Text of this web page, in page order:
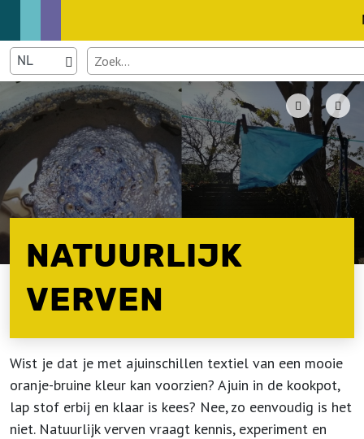
NATUURLIJK
VERVEN
Wist je dat je met ajuinschillen textiel van een mooie
oranje-bruine kleur kan voorzien? Ajuin in de kookpot,
lap stof erbij en klaar is kees? Nee, zo eenvoudig is het
niet. Natuurlijk verven vraagt kennis, experiment en